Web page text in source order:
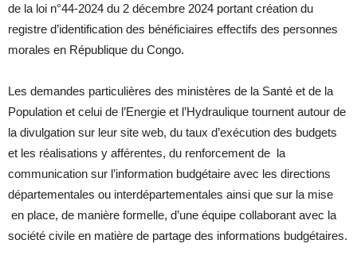
de la loi n°44-2024 du 2 décembre 2024 portant création du
registre d’identification des bénéficiaires effectifs des personnes
morales en République du Congo.
Les demandes particulières des ministères de la Santé et de la
Population et celui de l’Energie et l’Hydraulique tournent autour de
la divulgation sur leur site web, du taux d’exécution des budgets
et les réalisations y afférentes, du renforcement de la
communication sur l’information budgétaire avec les directions
départementales ou interdépartementales ainsi que sur la mise
en place, de manière formelle, d’une équipe collaborant avec la
société civile en matière de partage des informations budgétaires.